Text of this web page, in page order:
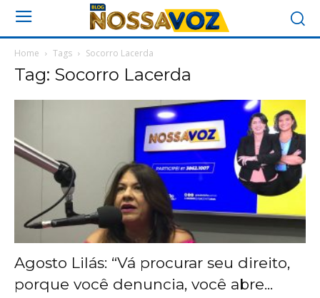
Home Tags Socorro Lacerda
Tag: Socorro Lacerda
Agosto Lilás: “Vá procurar seu direito,
porque você denuncia, você abre...